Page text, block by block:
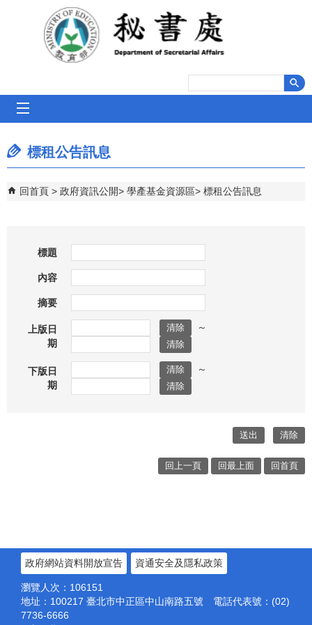
跳到主要內容區塊
標租公告訊息
回首頁 政府資訊公開 學產基金資源區 標租公告訊息
標題
內容
摘要
上版日
期
～
下版日
期
～
回上一頁 回最上面 回首頁
政府網站資料開放宣告 資通安全及隱私政策
瀏覽人次： 106151
地址：100217 臺北市中正區中山南路五號 電話代表號：(02)
7736-6666